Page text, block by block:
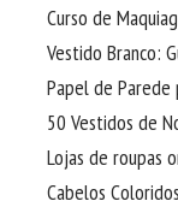
Curso de
Vestido Branco:
Papel de Parede
50 Vestidos de
Lojas de roupas
Cabelos